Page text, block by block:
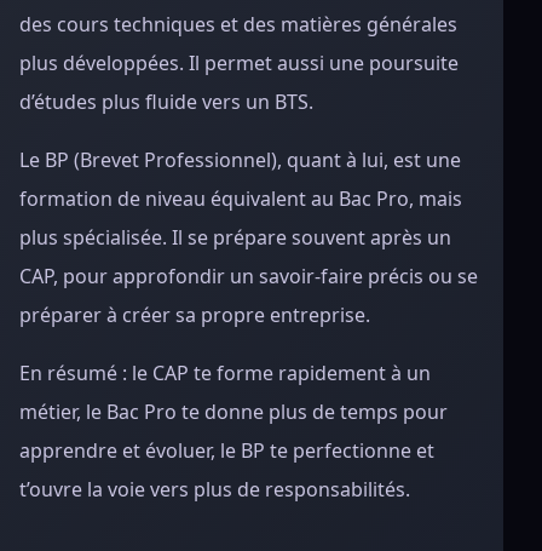
des cours techniques et des matières générales
plus développées. Il permet aussi une poursuite
d’études plus fluide vers un BTS.
Le BP (Brevet Professionnel), quant à lui, est une
formation de niveau équivalent au Bac Pro, mais
plus spécialisée. Il se prépare souvent après un
CAP, pour approfondir un savoir-faire précis ou se
préparer à créer sa propre entreprise.
En résumé : le CAP te forme rapidement à un
métier, le Bac Pro te donne plus de temps pour
apprendre et évoluer, le BP te perfectionne et
t’ouvre la voie vers plus de responsabilités.